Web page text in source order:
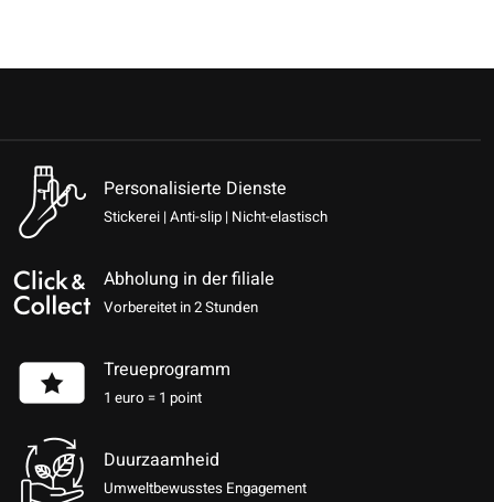
Personalisierte Dienste
Stickerei | Anti-slip | Nicht-elastisch
Abholung in der filiale
Vorbereitet in 2 Stunden
Treueprogramm
1 euro = 1 point
Duurzaamheid
Umweltbewusstes Engagement